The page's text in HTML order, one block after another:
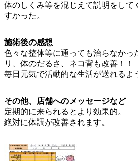
体のしくみ等を混じえて説明をして
すかった。
施術後の感想
色々な整体等に通っても治らなかっ
リ、体のだるさ、ネコ背も改善！！
毎日元気で活動的な生活が送れるよ
その他、店舗へのメッセージなど
定期的に来られるとより効果的。
絶対に体調が改善されます。